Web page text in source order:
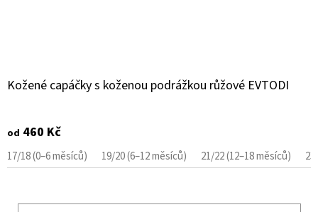
Kožené capáčky s koženou podrážkou růžové EVTODI
od 460 Kč
17/18 (0–6 měsíců) 19/20 (6–12 měsíců) 21/22 (12–18 měsíců)